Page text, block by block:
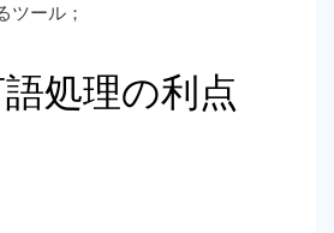
ツール；
処理の利点